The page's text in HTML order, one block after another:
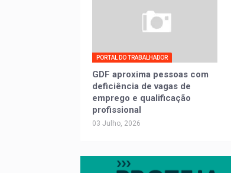
PORTAL DO TRABALHADOR
GDF aproxima pessoas com
deficiência de vagas de
emprego e qualificação
profissional
03 Julho, 2026